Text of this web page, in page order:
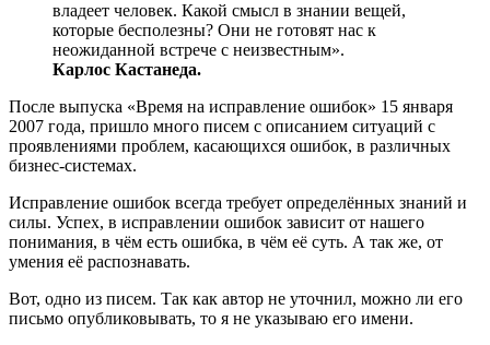
владеет человек. Какой смысл в знании вещей,
которые бесполезны? Они не готовят нас к
неожиданной встрече с неизвестным».
Карлос Кастанеда.
После выпуска «Время на исправление ошибок» 15 января
2007 года, пришло много писем с описанием ситуаций с
проявлениями проблем, касающихся ошибок, в различных
бизнес-системах.
Исправление ошибок всегда требует определённых знаний и
силы. Успех, в исправлении ошибок зависит от нашего
понимания, в чём есть ошибка, в чём её суть. А так же, от
умения её распознавать.
Вот, одно из писем. Так как автор не уточнил, можно ли его
письмо опубликовывать, то я не указываю его имени.